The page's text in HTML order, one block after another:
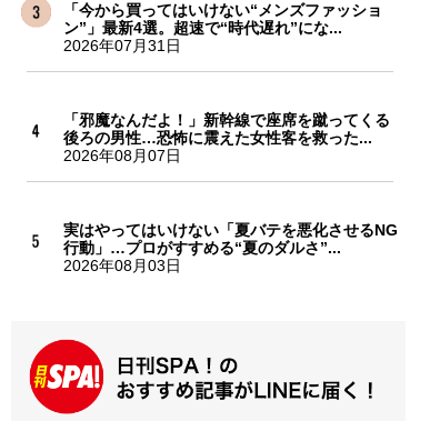
「今から買ってはいけない“メンズファッショ
ン”」最新4選。超速で“時代遅れ”にな...
2026年07月31日
「邪魔なんだよ！」新幹線で座席を蹴ってくる
後ろの男性…恐怖に震えた女性客を救った...
2026年08月07日
実はやってはいけない「夏バテを悪化させるNG
行動」…プロがすすめる“夏のダルさ”...
2026年08月03日